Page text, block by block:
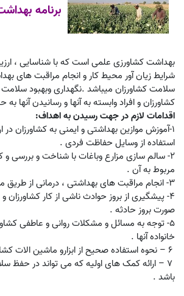
برنامه
بهداشت کشاورزی علمی است که با شناسایی ،
شرایط زیان آور محیط کار و انجام مراقبت های
سلامت کشاورزان میباشد .نگهداری وبهبود
کشاورزان و افراد وابسته به آنها و رسانیدن آنها
اقدامات لازم در جهت رسیدن به اهداف:
1-آموزش موازین بهداشتی و ایمنی به کشاورزان در
استفاده از وسایل حفاظت فردی .
۲- سالم سازی مزارع وباغات با شناخت و بررسی و
مربوط به آن .
۳- انجام مراقبت های بهداشتی ، درمانی از طریق معاینات دوره ای .
۴- پیشگیری از بروز حوادث ناشی از کار کشاورزان
صورت بروز حادثه .
۵- توجه به مسائل و مشکلات روانی و عاطفی
خانواده آنها .
– ارائه کمک های اولیه که می تواند در حفظ
باشد .